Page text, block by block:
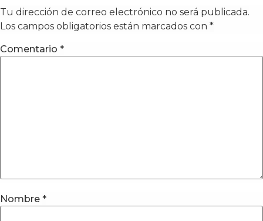
Tu dirección de correo electrónico no será publicada.
Los campos obligatorios están marcados con *
Comentario *
Nombre *